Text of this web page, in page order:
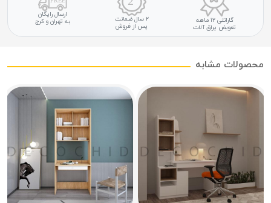
گارانتی ۱۲ ماهه
تعویض یراق آلات
۲ سال ضمانت
پس از فروش
ارسال رایگان
به تهران و کرج
محصولات مشابه